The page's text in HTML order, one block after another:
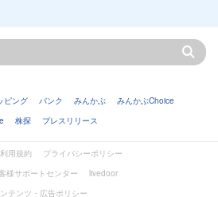
ピング バンク みんかぶ
みんかぶChoice
株探 プレスリリース
利用規約
プライバシーポリシー
様サポートセンター
livedoor
テンツ・広告ポリシー